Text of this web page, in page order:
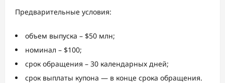
Предварительные условия:
объем выпуска – $50 млн;
номинал – $100;
срок обращения – 30 календарных дней;
срок выплаты купона — в конце срока обращения.